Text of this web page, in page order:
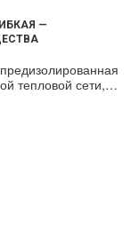
—
тепловой сети,…